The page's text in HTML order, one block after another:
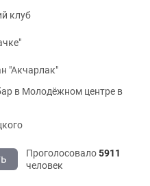
клуб
"Акчарлак"
в Молодёжном центре в
Проголосовало5911
человек